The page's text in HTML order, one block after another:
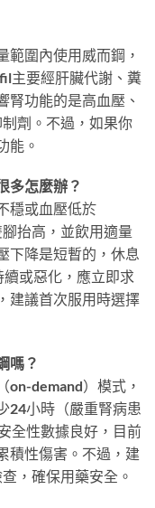
範圍內使用威而鋼，
主要經肝臟代謝、糞
腎功能的是高血壓、
劑。不過，如果你
能。
多怎麼辦？
穩或血壓低於
抬高，並飲用適量
下降是短暫的，休息
或惡化，應立即求
建議首次服用時選擇
嗎？
on-demand）模式，
24小時（嚴重腎病患
全性數據良好，目前
積性傷害。不過，建
，確保用藥安全。